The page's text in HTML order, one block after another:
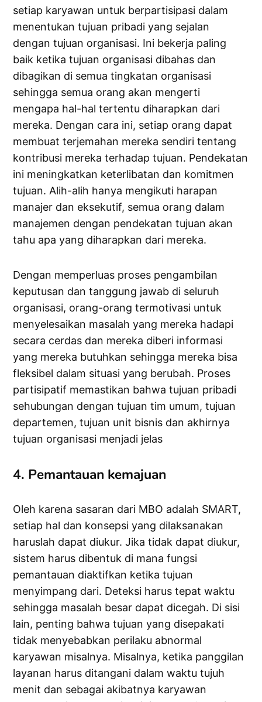
setiap karyawan untuk berpartisipasi dalam
menentukan tujuan pribadi yang sejalan
dengan tujuan organisasi. Ini bekerja paling
baik ketika tujuan organisasi dibahas dan
dibagikan di semua tingkatan organisasi
sehingga semua orang akan mengerti
mengapa hal-hal tertentu diharapkan dari
mereka. Dengan cara ini, setiap orang dapat
membuat terjemahan mereka sendiri tentang
kontribusi mereka terhadap tujuan. Pendekatan
ini meningkatkan keterlibatan dan komitmen
tujuan. Alih-alih hanya mengikuti harapan
manajer dan eksekutif, semua orang dalam
manajemen dengan pendekatan tujuan akan
tahu apa yang diharapkan dari mereka.
Dengan memperluas proses pengambilan
keputusan dan tanggung jawab di seluruh
organisasi, orang-orang termotivasi untuk
menyelesaikan masalah yang mereka hadapi
secara cerdas dan mereka diberi informasi
yang mereka butuhkan sehingga mereka bisa
fleksibel dalam situasi yang berubah. Proses
partisipatif memastikan bahwa tujuan pribadi
sehubungan dengan tujuan tim umum, tujuan
departemen, tujuan unit bisnis dan akhirnya
tujuan organisasi menjadi jelas
4. Pemantauan kemajuan
Oleh karena sasaran dari MBO adalah SMART,
setiap hal dan konsepsi yang dilaksanakan
haruslah dapat diukur. Jika tidak dapat diukur,
sistem harus dibentuk di mana fungsi
pemantauan diaktifkan ketika tujuan
menyimpang dari. Deteksi harus tepat waktu
sehingga masalah besar dapat dicegah. Di sisi
lain, penting bahwa tujuan yang disepakati
tidak menyebabkan perilaku abnormal
karyawan misalnya. Misalnya, ketika panggilan
layanan harus ditangani dalam waktu tujuh
menit dan sebagai akibatnya karyawan